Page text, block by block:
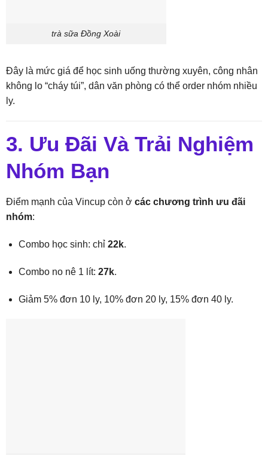
trà sữa Đồng Xoài
Đây là mức giá để học sinh uống thường xuyên, công nhân
không lo “cháy túi”, dân văn phòng có thể order nhóm nhiều
ly.
3. Ưu Đãi Và Trải Nghiệm
Nhóm Bạn
Điểm mạnh của Vincup còn ở các chương trình ưu đãi
nhóm:
Combo học sinh: chỉ 22k.
Combo no nê 1 lít: 27k.
Giảm 5% đơn 10 ly, 10% đơn 20 ly, 15% đơn 40 ly.